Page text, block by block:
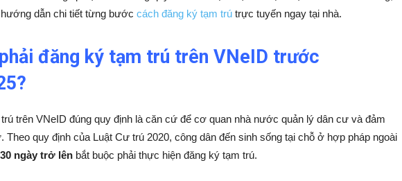
dẫn chi tiết từng bước cách đăng ký tạm trú trực tuyến ngay tại nhà.
đăng ký tạm trú trên VNeID trước
trên VNeID đúng quy định là căn cứ để cơ quan nhà nước quản lý dân cư và đảm
Theo quy định của Luật Cư trú 2020, công dân đến sinh sống tại chỗ ở hợp pháp ngoài
30 ngày trở lên bắt buộc phải thực hiện đăng ký tạm trú.